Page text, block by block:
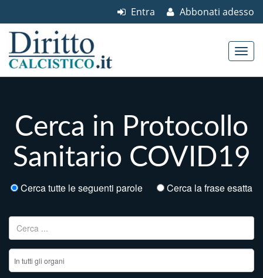
Abbonati adesso
Entra
Cerca in Protocollo
Sanitario COVID19
Cerca tutte le seguenti parole Cerca la frase esatta
Ricerca per: